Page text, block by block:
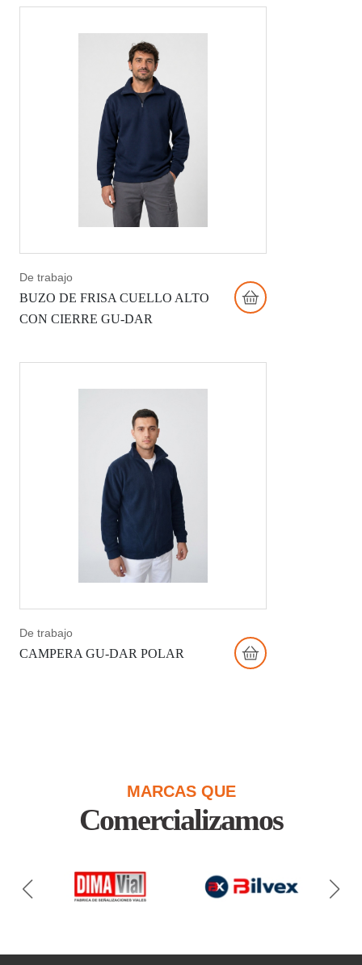
De trabajo
BUZO DE FRISA CUELLO ALTO
CON CIERRE GU-DAR
De trabajo
CAMPERA GU-DAR POLAR
MARCAS QUE
Comercializamos